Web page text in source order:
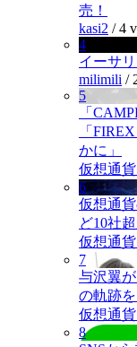
売！
kasi2 /4
4
イーサ
milimili /
5
「
「
かに」
仮想通
6
仮想通
ど10社
仮想通
7
与沢翼
の軌跡
仮想通
8